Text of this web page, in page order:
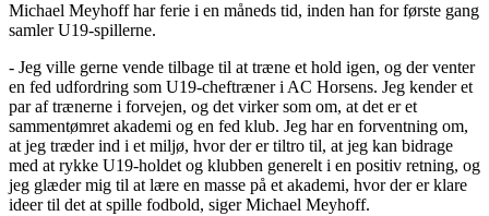
Michael Meyhoff har ferie i en måneds tid, inden han for første gang
samler U19-spillerne.
- Jeg ville gerne vende tilbage til at træne et hold igen, og der venter
en fed udfordring som U19-cheftræner i AC Horsens. Jeg kender et
par af trænerne i forvejen, og det virker som om, at det er et
sammentømret akademi og en fed klub. Jeg har en forventning om,
at jeg træder ind i et miljø, hvor der er tiltro til, at jeg kan bidrage
med at rykke U19-holdet og klubben generelt i en positiv retning, og
jeg glæder mig til at lære en masse på et akademi, hvor der er klare
ideer til det at spille fodbold, siger Michael Meyhoff.